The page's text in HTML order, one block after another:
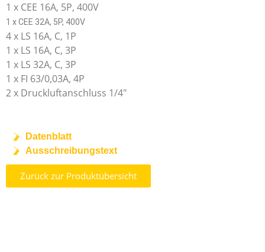
1 x CEE 16A, 5P, 400V
1 x CEE 32A, 5P, 400V
4 x LS 16A, C, 1P
1 x LS 16A, C, 3P
1 x LS 32A, C, 3P
1 x FI 63/0,03A, 4P
2 x Druckluftanschluss 1/4″
Datenblatt
Ausschreibungstext
Zurück zur Produktübersicht